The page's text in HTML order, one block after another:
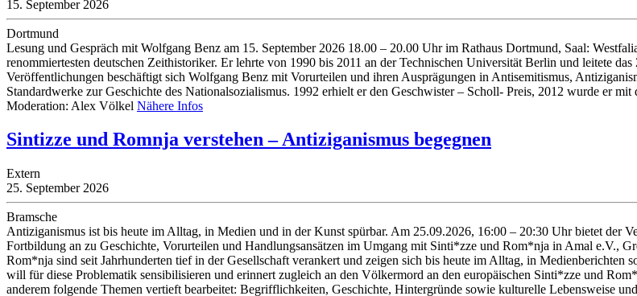
15. September 2026
Dortmund
Lesung und Gespräch mit Wolfgang Benz am 15. September 2026 18.00 – 20.00 Uhr im Rathaus Dortmund, Saal:
renommiertesten deutschen Zeithistoriker. Er lehrte von 1990 bis 2011 an der Technischen Universität Berlin und leitete
Veröffentlichungen beschäftigt sich Wolfgang Benz mit Vorurteilen und ihren Ausprägungen in Antisemitismus,
Standardwerke zur Geschichte des Nationalsozialismus. 1992 erhielt er den Geschwister – Scholl- Preis, 2012 wurde er mit
Moderation: Alex Völkel Nähere Infos
Sintizze und Romnja verstehen – Antiziganismus begegnen
Extern
25. September 2026
Bramsche
Antiziganismus ist bis heute im Alltag, in Medien und in der Kunst spürbar. Am 25.09.2026, 16:00 – 20:30 Uhr bietet der
Fortbildung an zu Geschichte, Vorurteilen und Handlungsansätzen im Umgang mit Sinti*zze und Rom*nja in Amal e.V.,
Rom*nja sind seit Jahrhunderten tief in der Gesellschaft verankert und zeigen sich bis heute im Alltag, in Medienberichten
will für diese Problematik sensibilisieren und erinnert zugleich an den Völkermord an den europäischen Sinti*zze und
anderem folgende Themen vertieft bearbeitet: Begrifflichkeiten, Geschichte, Hintergründe sowie kulturelle Lebensweise